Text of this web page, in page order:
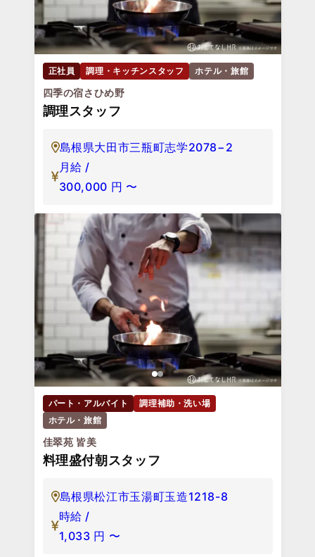
正社員 調理・キッチンスタッフ ホテル・旅館
四季の宿さひめ野
調理スタッフ
島根県大田市三瓶町志学2078−2
月給 /
300,000 円 〜
パート・アルバイト
調理補助・洗い場
ホテル・旅館
佳翠苑 皆美
料理盛付朝スタッフ
島根県松江市玉湯町玉造1218-8
時給 /
1,033 円 〜